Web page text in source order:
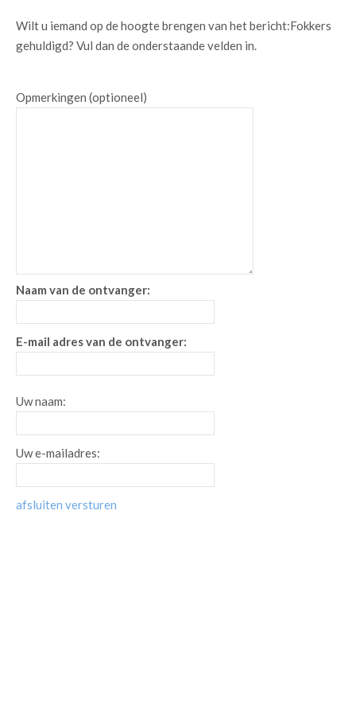
Wilt u iemand op de hoogte brengen van het bericht:Fokkers
gehuldigd? Vul dan de onderstaande velden in.
Opmerkingen (optioneel)
Naam van de ontvanger:
E-mail adres van de ontvanger:
Uw naam:
Uw e-mailadres:
afsluiten versturen